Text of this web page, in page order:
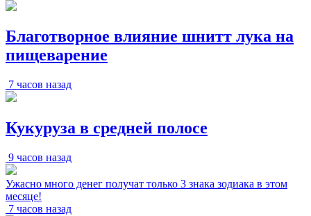
Благотворное влияние шнитт лука на
пищеварение
7 часов назад
Кукуруза в средней полосе
9 часов назад
Ужасно много денег получат только 3 знака зодиака в этом
месяце!
7 часов назад